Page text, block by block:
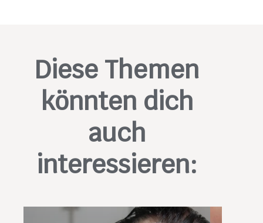
Diese Themen
könnten dich
auch
interessieren: